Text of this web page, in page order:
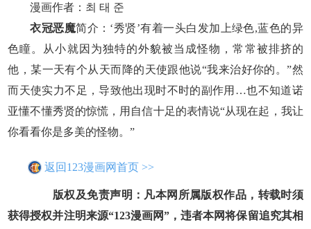
漫画作者：최 태 준
衣冠恶魔简介：‘秀贤’有着一头白发加上绿色,蓝色的异
色瞳。从小就因为独特的外貌被当成怪物，常常被排挤的
他，某一天有个从天而降的天使跟他说“我来治好你的。”然
而天使实力不足，导致他出现时不时的副作用…也不知道诺
亚懂不懂秀贤的惊慌，用自信十足的表情说“从现在起，我让
你看看你是多美的怪物。”
返回123漫画网首页 >>
版权及免责声明：凡本网所属版权作品，转载时须
获得授权并注明来源“123漫画网”，违者本网将保留追究其相